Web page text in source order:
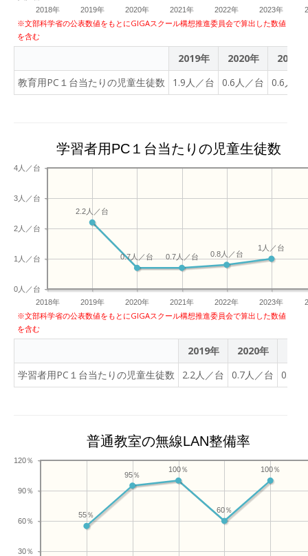
2018年 2019年 2020年 2021年 2022年 2023年
※文部科学省の公表数値をもとにGIGAスクール構想推進委員会で算出した数値
を含む
2019年 2020年
2021年
教育用PC１台当たりの児童生徒数
1.9人／台 0.6人／台 0.6人／
学習者用PC１台当たりの児童生徒数
2018年 2019年 2020年 2021年 2022年 2023年
0人／台
1人／台
2人／台
3人／台
4人／台
1人／台
0.8人／台
0.7人／台
0.7人／台
2.2人／台
※文部科学省の公表数値をもとにGIGAスクール構想推進委員会で算出した数値
を含む
2019年 2020年
学習者用PC１台当たりの児童生徒数
2.2人／台 0.7人／台 0.7人
普通教室の無線LAN整備率
30％
60％
90％
120％
100％
60％
100％
95％
55％